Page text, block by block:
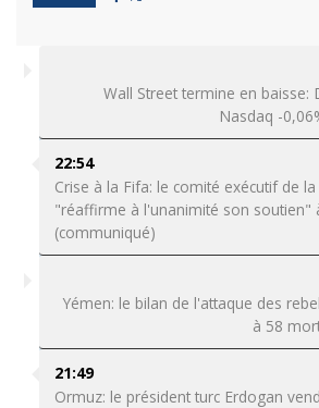
Wall Street termine en baisse:
Nasdaq -
22:54
Crise à la Fifa: le comité exécutif de
"réaffirme à l'unanimité son soutien"
(communiqué)
Yémen: le bilan de l'attaque des
à 58
21:49
Ormuz: le président turc Erdogan